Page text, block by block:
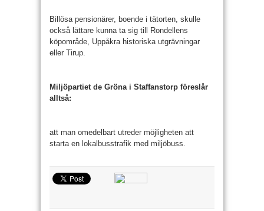
Billösa pensionärer, boende i tätorten, skulle
också lättare kunna ta sig till Ron­dellens
köpområde, Uppåkra historiska utgrävningar
eller Tirup.
Miljöpartiet de Gröna i Staffans­torp föreslår
alltså:
att man omedelbart utreder möj­ligheten att
starta en lokalbusstrafik med miljöbuss.